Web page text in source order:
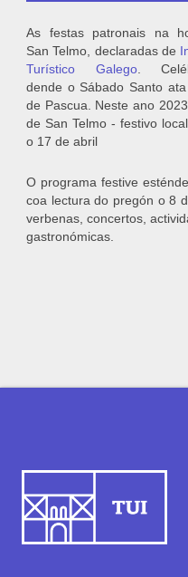
As festas patronais na
San Telmo, declaradas de
Turístico Galego.
dende o Sábado Santo
de Pascua. Neste ano
de San Telmo - festivo
o 17 de abril
O programa festive
coa lectura do pregón o 8
verbenas, concertos,
gastronómicas.